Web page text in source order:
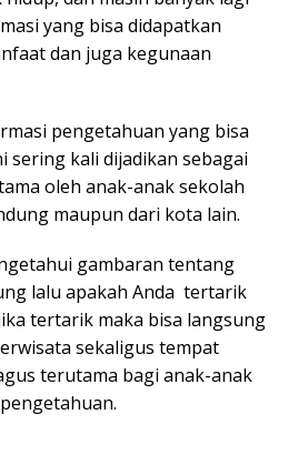
yang bisa didapatkan
dan juga kegunaan
pengetahuan yang bisa
sering kali dijadikan sebagai
oleh anak-anak sekolah
maupun dari kota lain.
gambaran tentang
lalu apakah Anda tertarik
tertarik maka bisa langsung
sekaligus tempat
terutama bagi anak-anak